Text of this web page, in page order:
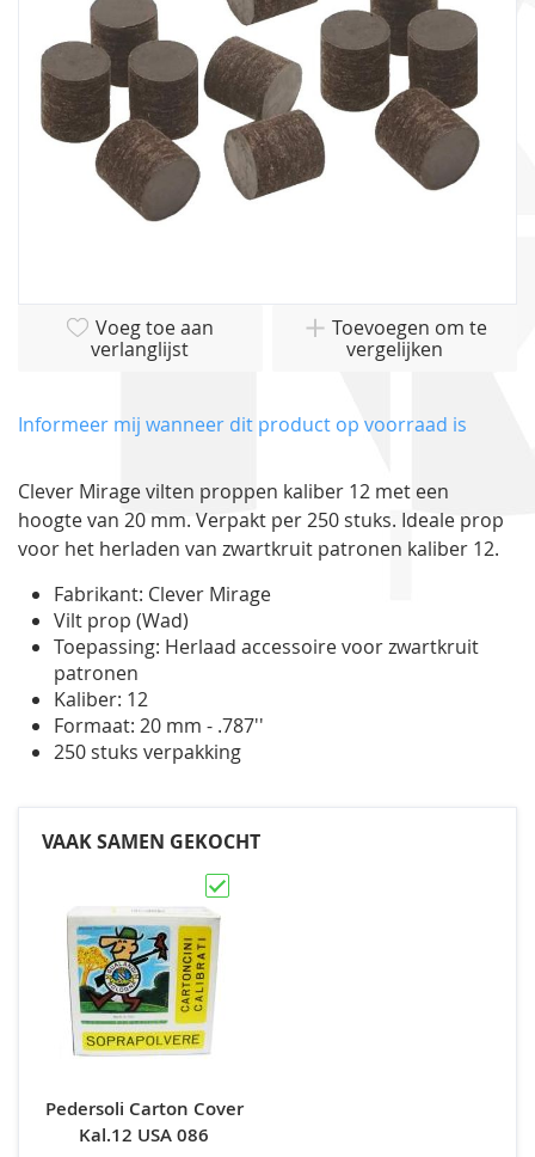
van
gallerij
Voeg toe aan
verlanglijst
Toevoegen om te
vergelijken
Informeer mij wanneer dit product op voorraad is
Clever Mirage vilten proppen kaliber 12 met een
hoogte van 20 mm. Verpakt per 250 stuks. Ideale prop
voor het herladen van zwartkruit patronen kaliber 12.
Fabrikant: Clever Mirage
Vilt prop (Wad)
Toepassing: Herlaad accessoire voor zwartkruit
patronen
Kaliber: 12
Formaat: 20 mm - .787''
250 stuks verpakking
VAAK SAMEN GEKOCHT
Pedersoli Carton Cover
Kal.12 USA 086